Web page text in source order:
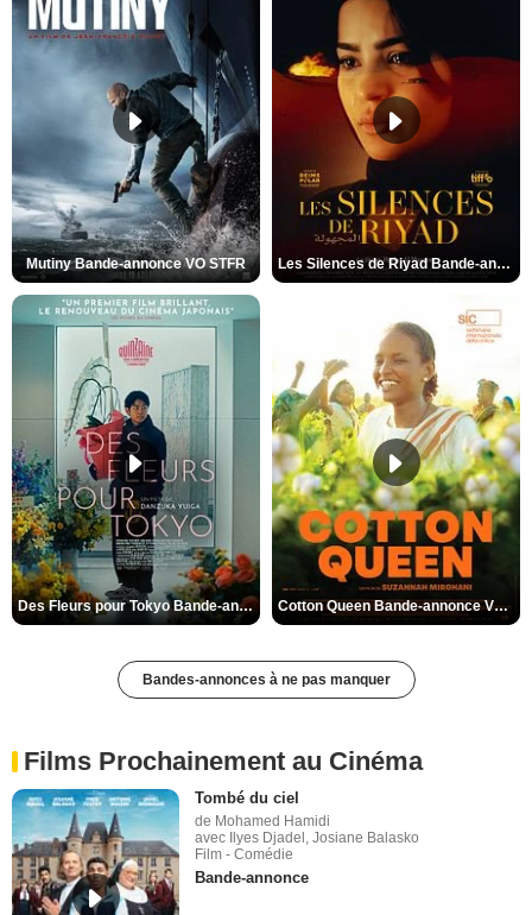
Mutiny Bande-annonce VO STFR Les Silences de Riyad Bande-annonce VO STFR
Des Fleurs pour Tokyo Bande-annonce VO STFR Cotton Queen Bande-annonce VO STFR
Bandes-annonces à ne pas manquer
Films Prochainement au Cinéma
Tombé du ciel
de Mohamed Hamidi
avec Ilyes Djadel, Josiane Balasko
Film - Comédie
Bande-annonce